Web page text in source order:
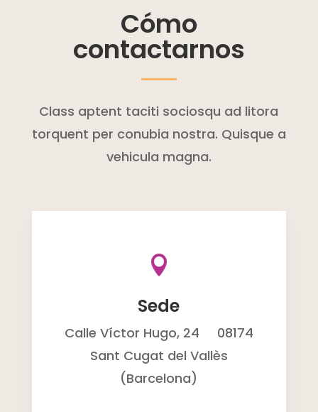
Cómo
contactarnos
Class aptent taciti sociosqu ad litora
torquent per conubia nostra. Quisque a
vehicula magna.

Sede
Calle Víctor Hugo, 24 08174
Sant Cugat del Vallès
(Barcelona)